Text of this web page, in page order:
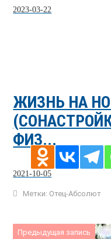
2023-03-22
ЖИЗНЬ НА
ФИЗ...
2021-10-05
Метки: Отец-Абсолют
Предыдущая запись